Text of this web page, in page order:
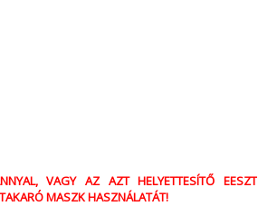
VAGY AZ AZT HELYETTESÍTŐ EESZT
MASZK HASZNÁLATÁT!